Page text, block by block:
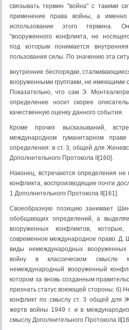
связывать термин "война" с такими
применение права войны, а именно
использование этого термина.
"вооруженного конфликта, не
под которым понимается
пользования силы. По значению эта
внутренние беспорядки,
вооруженными группами, не имеющими
Показательно, что сам Э.
определение носит скорее
качественную оценку данного события.
Кроме прочих высказываний,
международном гуманитарном
определения: в ст. 3, общей для
Дополнительного Протокола II[160].
Наконец, встречаются определения не
конфликта, воспроизводящие почти
1 Дополнительного Протокола II[161].
Своеобразную позицию занимает
обобщающих определений, а
вооруженных конфликтов,
современное международное право. Д.
виды немеждународных
войну в классическом смысле
немеждународный вооруженный
котором за вновь созданным
признать статус воюющей стороны; б)
конфликт по смыслу ст. 3 общей для
жертв войны 1949 г. и в
смыслу Дополнительного Протокола